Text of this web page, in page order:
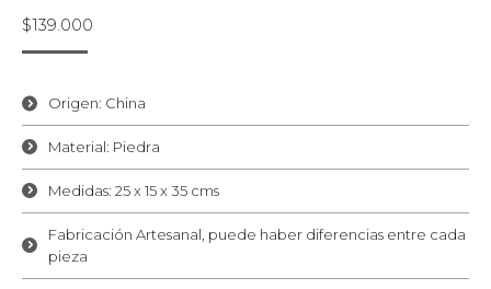
$139.000
Origen: China
Material: Piedra
Medidas: 25 x 15 x 35 cms
Fabricación Artesanal, puede haber diferencias entre cada
pieza